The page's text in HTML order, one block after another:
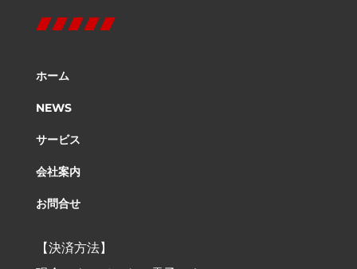
ホーム
NEWS
サービス
会社案内
お問合せ
【決済方法】